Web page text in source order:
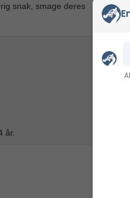
snak, smage deres
år.